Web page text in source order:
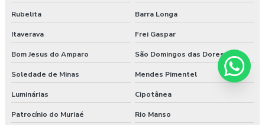
Rubelita Barra Longa
Itaverava Frei Gaspar
Bom Jesus do Amparo São Domingos das Dores
Soledade de Minas Mendes Pimentel
Luminárias Cipotânea
Patrocínio do Muriaé Rio Manso